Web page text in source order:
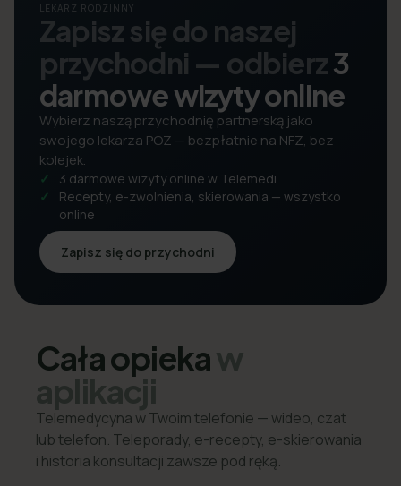
LEKARZ RODZINNY
Zapisz się do naszej
przychodni — odbierz3
darmowe wizyty online
Wybierz naszą przychodnię partnerską jako
swojego lekarza POZ — bezpłatnie na NFZ, bez
kolejek.
3 darmowe wizyty online w Telemedi
Recepty, e-zwolnienia, skierowania — wszystko
online
Zapisz się do przychodni
Cała opiekaw
aplikacji
Telemedycyna w Twoim telefonie — wideo, czat
lub telefon. Teleporady, e-recepty, e-skierowania
i historia konsultacji zawsze pod ręką.